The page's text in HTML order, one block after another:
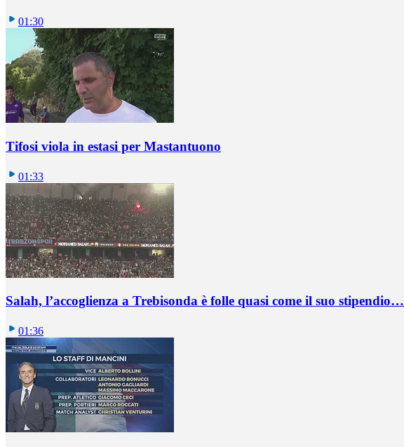
01:30
Tifosi viola in estasi per Mastantuono
01:33
Salah, l’accoglienza a Trebisonda è folle quasi come il suo stipendio…
01:36